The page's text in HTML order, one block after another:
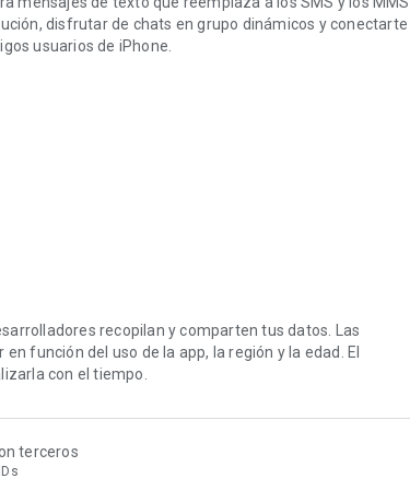
disfrutar de chats en grupo dinámicos y conectarte
usuarios de iPhone.
incluir sin problemas a tus amigos que usan iPhone.
de Google para que nadie (incluidos Google y
excepto la persona con la que te comunicas. Además,
representa una forma más completa, segura y
de los RCS varía según la región y el operador. Es
las funciones varía según el mercado y el dispositivo. Es
recopilan y comparten tus datos. Las
función del uso de la app, la región y la edad. El
con el tiempo.
terceros